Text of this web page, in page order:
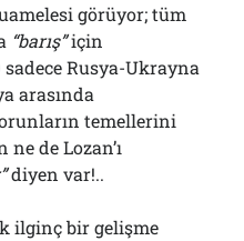
görüyor; tüm
“barış”için
Rusya-Ukrayna
arasında
temellerini
de Lozan’ı
diyen var!..
ilginç bir gelişme